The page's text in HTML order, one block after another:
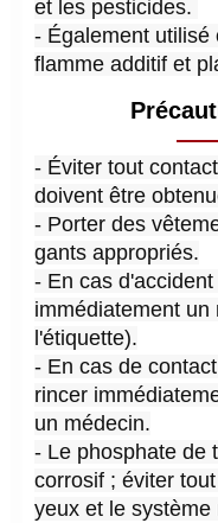
et les pesticides.
- Également utilisé
flamme additif et
- Éviter tout
doivent être
- Porter des
gants appropriés.
- En cas
immédiatement
l'étiquette).
- En cas de
rincer
un médecin.
- Le phosphate de
corrosif ; éviter
yeux et le système